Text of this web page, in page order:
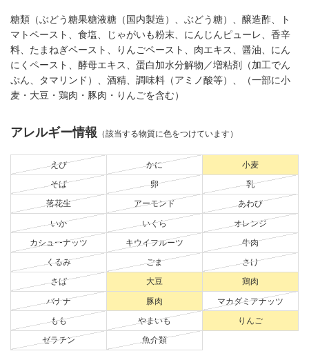
糖類（ぶどう糖果糖液糖（国内製造）、ぶどう糖）、醸造酢、ト
マトペースト、食塩、じゃがいも粉末、にんじんピューレ、香辛
料、たまねぎペースト、りんごペースト、肉エキス、醤油、にん
にくペースト、酵母エキス、蛋白加水分解物／増粘剤（加工でん
ぷん、タマリンド）、酒精、調味料（アミノ酸等）、（一部に小
麦・大豆・鶏肉・豚肉・りんごを含む）
アレルギー情報 （該当する物質に色をつけています）
えび かに 小麦
そば 卵 乳
落花生 アーモンド あわび
いか いくら オレンジ
カシューナッツ キウイフルーツ 牛肉
くるみ ごま さけ
さば 大豆 鶏肉
バナナ 豚肉 マカダミアナッツ
もも やまいも りんご
ゼラチン 魚介類